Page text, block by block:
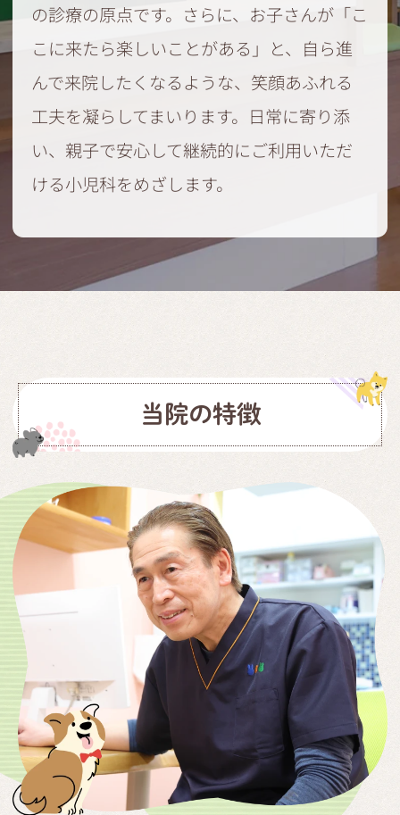
の診療の原点です。さらに、お子さんが「こ
こに来たら楽しいことがある」と、自ら進
んで来院したくなるような、笑顔あふれる
工夫を凝らしてまいります。日常に寄り添
い、親子で安心して継続的にご利用いただ
ける小児科をめざします。
当院の特徴